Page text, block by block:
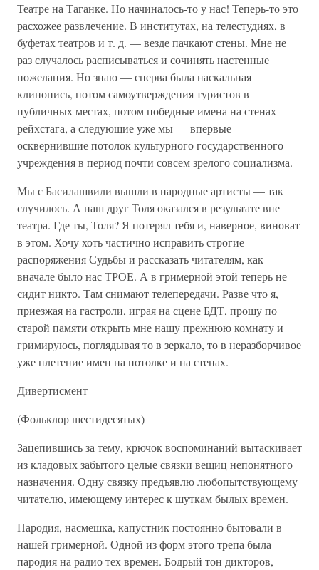
Театре на Таганке. Но начиналось-то у нас! Теперь-то это
расхожее развлечение. В институтах, на телестудиях, в
буфетах театров и т. д. — везде пачкают стены. Мне не
раз случалось расписываться и сочинять настенные
пожелания. Но знаю — сперва была наскальная
клинопись, потом самоутверждения туристов в
публичных местах, потом победные имена на стенах
рейхстага, а следующие уже мы — впервые
осквернившие потолок культурного государственного
учреждения в период почти совсем зрелого социализма.
Мы с Басилашвили вышли в народные артисты — так
случилось. А наш друг Толя оказался в результате вне
театра. Где ты, Толя? Я потерял тебя и, наверное, виноват
в этом. Хочу хоть частично исправить строгие
распоряжения Судьбы и рассказать читателям, как
вначале было нас ТРОЕ. А в гримерной этой теперь не
сидит никто. Там снимают телепередачи. Разве что я,
приезжая на гастроли, играя на сцене БДТ, прошу по
старой памяти открыть мне нашу прежнюю комнату и
гримируюсь, поглядывая то в зеркало, то в неразборчивое
уже плетение имен на потолке и на стенах.
Дивертисмент
(Фольклор шестидесятых)
Зацепившись за тему, крючок воспоминаний вытаскивает
из кладовых забытого целые связки вещиц непонятного
назначения. Одну связку предъявлю любопытствующему
читателю, имеющему интерес к шуткам былых времен.
Пародия, насмешка, капустник постоянно бытовали в
нашей гримерной. Одной из форм этого трепа была
пародия на радио тех времен. Бодрый тон дикторов,